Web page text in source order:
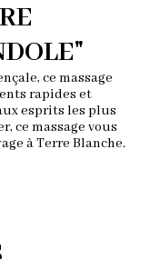
ce massage
rapides et
esprits les plus
ce massage vous
à Terre Blanche.